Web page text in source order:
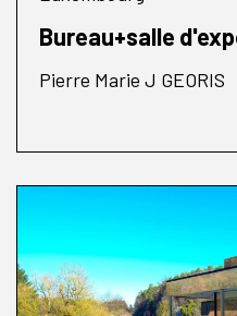
Bureau+salle
Pierre Marie J GEORIS